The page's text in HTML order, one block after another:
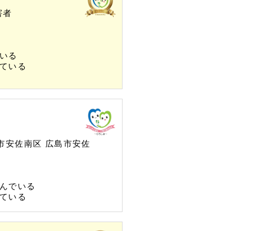
者
る
いる
安佐南区 広島市安佐
でいる
いる